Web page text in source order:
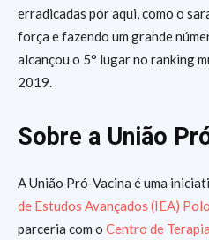
erradicadas por aqui, como o
força e fazendo um grande
alcançou o 5° lugar no ranking
2019.
Sobre a União
A União Pró-Vacina é uma
de Estudos Avançados (IEA)
parceria com o Centro de